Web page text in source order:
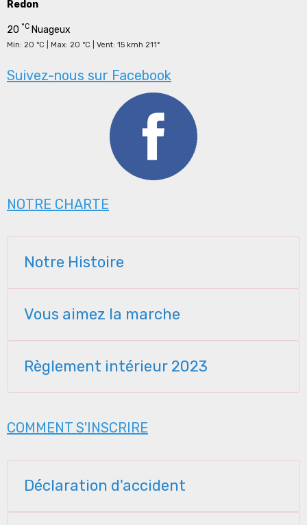
Redon
20 °C Nuageux
Min: 20 °C | Max: 20 °C | Vent: 15 kmh 211°
Suivez-nous sur Facebook
NOTRE CHARTE
Notre Histoire
Vous aimez la marche
Règlement intérieur 2023
COMMENT S'INSCRIRE
Déclaration d'accident